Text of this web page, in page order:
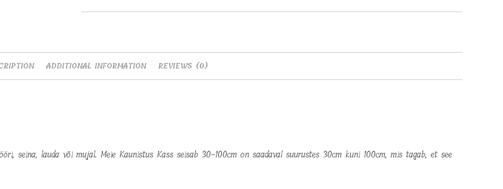
ADDITIONAL INFORMATION REVIEWS (0)
seina, lauda või mujal. Meie Kaunistus Kass seisab 30-100cm on saadaval suurustes 30cm kuni 100cm, mis tagab, et see